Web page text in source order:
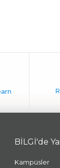
BİLGİ'de
Kampüsler